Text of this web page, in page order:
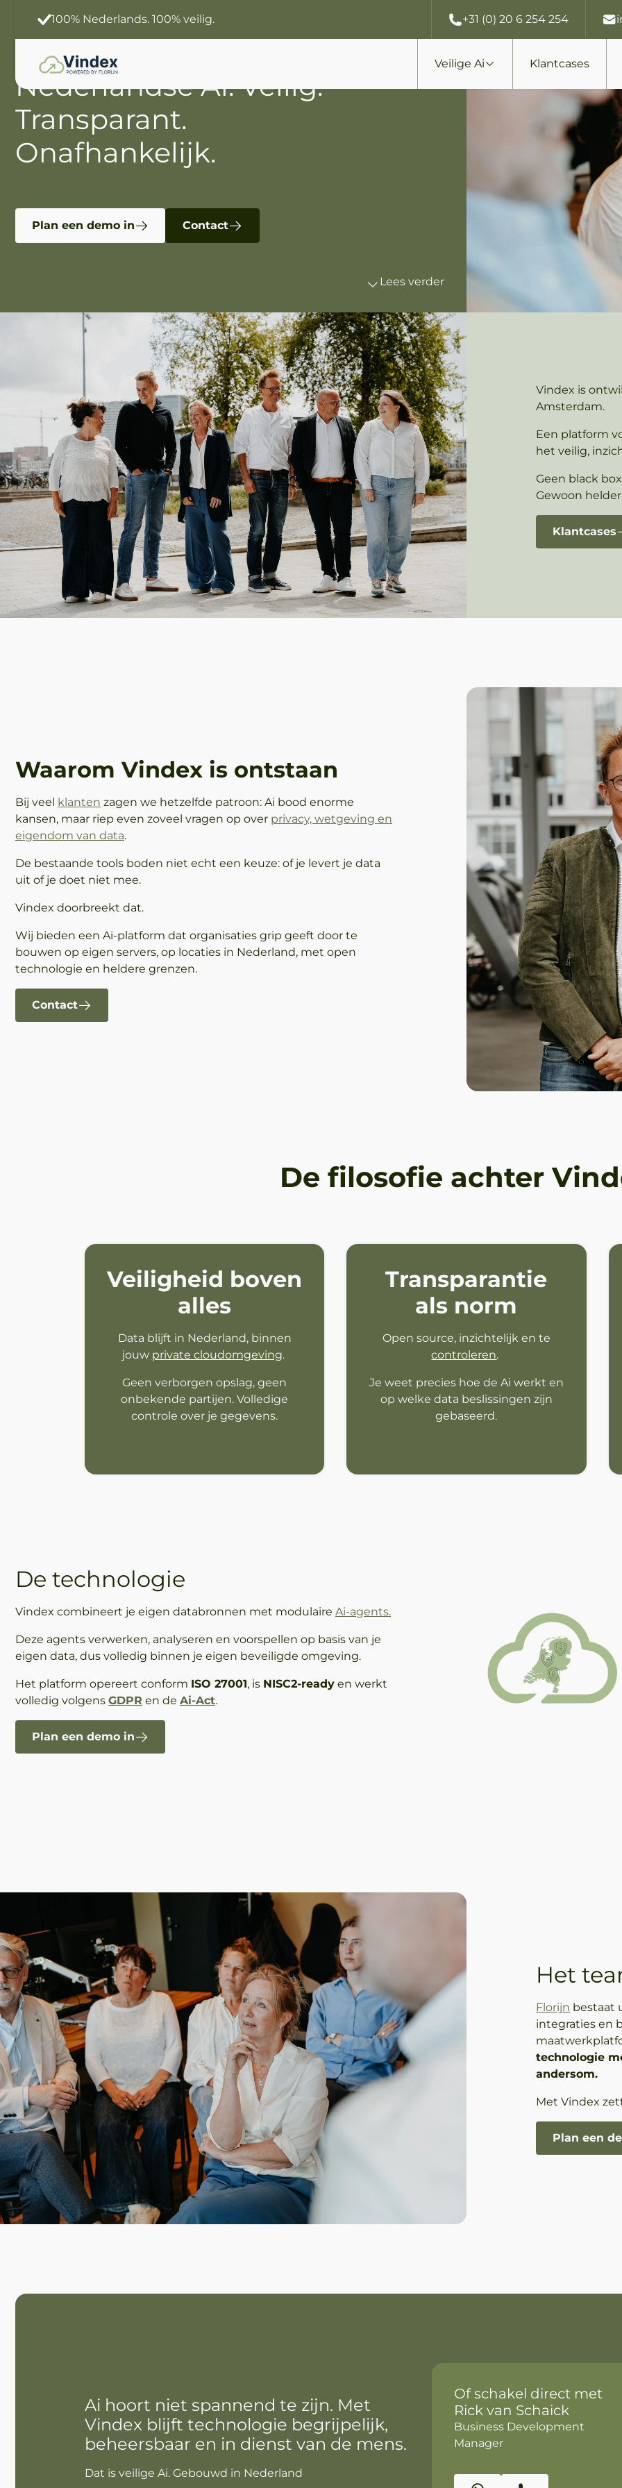
Slimmer werken
Jouw data. Jouw Ai.
+31 (0) 20 6 254 254
Veilige Ai Klantcases
Nederlandse Ai.Veilig.
Transparant.
Onafhankelijk.
Plan een demo in Contact
Lees verder
Vindex is
Amsterdam.
Een platform
het veilig,
Geen black
Gewoon
Klantcases
Waarom Vindex is ontstaan
Bij veel klanten zagen we hetzelfde patroon: Ai bood enorme
kansen, maar riep even zoveel vragen op over privacy, wetgeving en
eigendom van data.
De bestaande tools boden niet echt een keuze: of je levert je data
uit of je doet niet mee.
Vindex doorbreekt dat.
Wij bieden een Ai-platform dat organisaties grip geeft door te
bouwen op eigen servers, op locaties in Nederland, met open
technologie en heldere grenzen.
Contact
De filosofie achter
Veiligheid boven
alles
Data blijft in Nederland, binnen
jouw private cloudomgeving.
Geen verborgen opslag, geen
onbekende partijen. Volledige
controle over je gegevens.
Transparantie
als norm
Open source, inzichtelijk en te
controleren.
Je weet precies hoe de Ai werkt en
op welke data beslissingen zijn
gebaseerd.
De technologie
Vindex combineert je eigen databronnen met modulaire Ai-agents.
Deze agents verwerken, analyseren en voorspellen op basis van je
eigen data, dus volledig binnen je eigen beveiligde omgeving.
Het platform opereert conform ISO 27001, is NISC2-ready en werkt
volledig volgens GDPR en de Ai-Act.
Plan een demo in
Het
Florijn bestaat
integraties en
technologie
andersom.
Met Vindex
Plan een
Ai hoort niet spannend te zijn. Met
Vindex blijft technologie begrijpelijk,
beheersbaar en in dienst van de mens.
Dat is veilige Ai. Gebouwd in Nederland
Of schakel direct met
Rick van Schaick
Business Development
Manager